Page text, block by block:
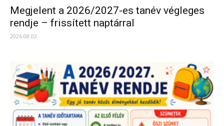
Megjelent a 2026/2027-es tanév végleges
rendje – frissített naptárral
2026.08.02.